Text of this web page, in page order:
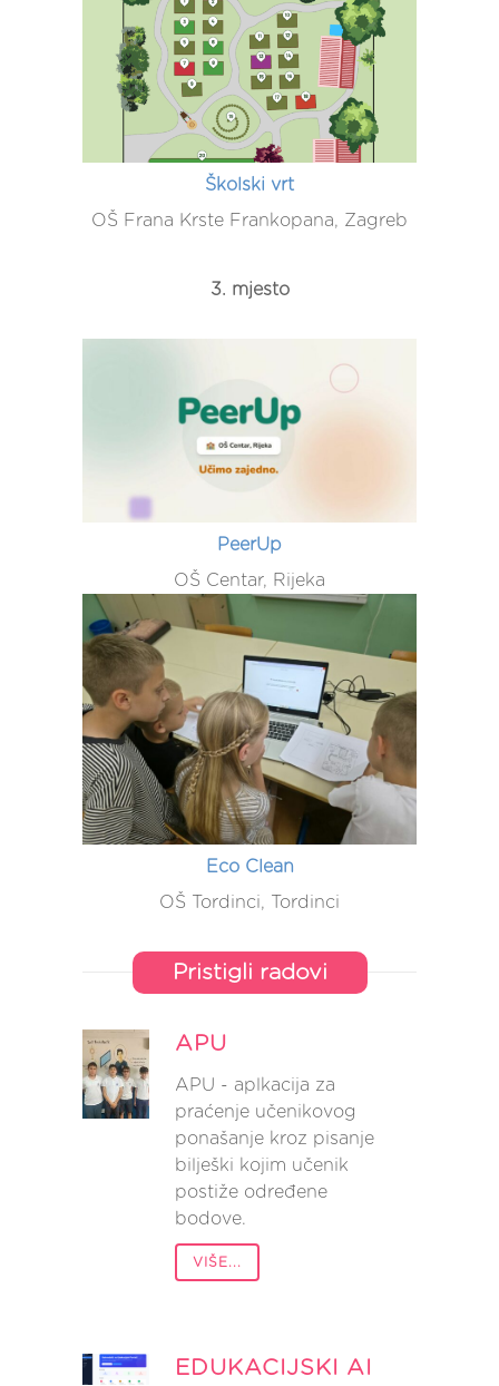
Školski vrt
OŠ Frana Krste Frankopana, Zagreb
3. mjesto
PeerUp
OŠ Centar, Rijeka
Eco Clean
OŠ Tordinci, Tordinci
Pristigli radovi
APU
APU - aplkacija za
praćenje učenikovog
ponašanje kroz pisanje
bilješki kojim učenik
postiže određene
bodove.
VIŠE...
EDUKACIJSKI AI